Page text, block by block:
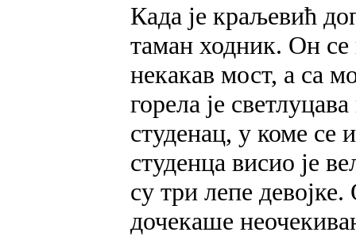
Када је краљевић
таман ходник. Он
некакав мост, а са
горела је
студенац, у коме се
студенца висио је
су три лепе
дочекаше